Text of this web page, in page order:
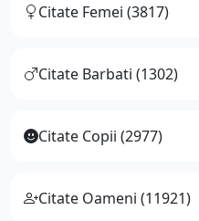
Citate Femei (3817)
Citate Barbati (1302)
Citate Copii (2977)
Citate Oameni (11921)